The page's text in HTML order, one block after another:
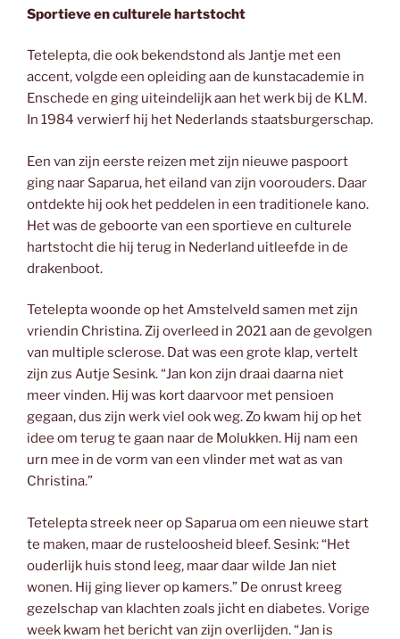
Sportieve en culturele hartstocht
Tetelepta, die ook bekendstond als Jantje met een
accent, volgde een opleiding aan de kunstacademie in
Enschede en ging uiteindelijk aan het werk bij de KLM.
In 1984 verwierf hij het Nederlands staatsburgerschap.
Een van zijn eerste reizen met zijn nieuwe paspoort
ging naar Saparua, het eiland van zijn voorouders. Daar
ontdekte hij ook het peddelen in een traditionele kano.
Het was de geboorte van een sportieve en culturele
hartstocht die hij terug in Nederland uitleefde in de
drakenboot.
Tetelepta woonde op het Amstelveld samen met zijn
vriendin Christina. Zij overleed in 2021 aan de gevolgen
van multiple sclerose. Dat was een grote klap, vertelt
zijn zus Autje Sesink. “Jan kon zijn draai daarna niet
meer vinden. Hij was kort daarvoor met pensioen
gegaan, dus zijn werk viel ook weg. Zo kwam hij op het
idee om terug te gaan naar de Molukken. Hij nam een
urn mee in de vorm van een vlinder met wat as van
Christina.”
Tetelepta streek neer op Saparua om een nieuwe start
te maken, maar de rusteloosheid bleef. Sesink: “Het
ouderlijk huis stond leeg, maar daar wilde Jan niet
wonen. Hij ging liever op kamers.” De onrust kreeg
gezelschap van klachten zoals jicht en diabetes. Vorige
week kwam het bericht van zijn overlijden. “Jan is